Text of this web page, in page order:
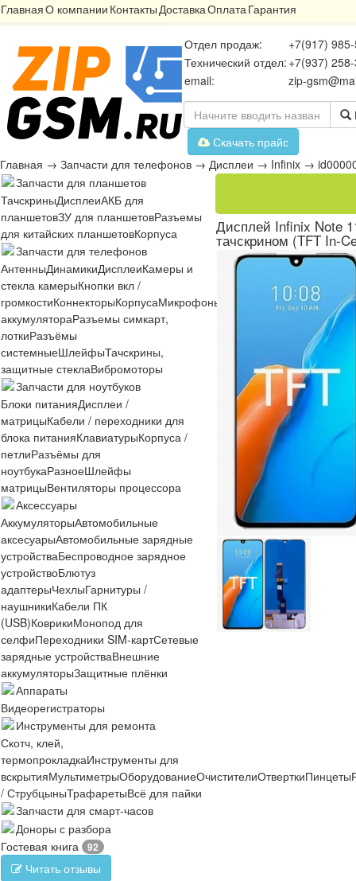
ГлавнаяО компании КонтактыДоставкаОплатаГарантия
Отдел продаж:
+7(917)
Технический отдел: +7(937)
email:
zip-
Скачать прайс
Главная → Запчасти для телефонов → Дисплеи → Infinix →
Запчасти для планшетов
ТачскриныДисплеиАКБ для
планшетовЗУ для планшетовРазъемы
для китайских планшетовКорпуса
Запчасти для телефонов
АнтенныДинамикиДисплеиКамеры и
стекла камерыКнопки вкл /
громкостиКоннекторыКорпусаМикрофоны МикросхемыПлаты
аккумулятораРазъемы симкарт,
лоткиРазъёмы
системныеШлейфыТачскрины,
защитные стеклаВибромоторы
Запчасти для ноутбуков
Блоки питанияДисплеи /
матрицыКабели / переходники для
блока питанияКлавиатурыКорпуса /
петлиРазъёмы для
ноутбукаРазноеШлейфы
матрицыВентиляторы процессора
Аксессуары
АккумуляторыАвтомобильные
аксесуарыАвтомобильные зарядные
устройстваБеспроводное зарядное
устройствоБлютуз
адаптерыЧехлыГарнитуры /
наушникиКабели ПК
(USB)КоврикиМонопод для
селфиПереходники SIM-картСетевые
зарядные устройстваВнешние
аккумуляторыЗащитные плёнки
Аппараты
Видеорегистраторы
Инструменты для ремонта
Скотч, клей,
термопрокладкаИнструменты для
вскрытияМультиметрыОборудованиеОчистителиОтверткиПинцеты
/ СтрубцыныТрафаретыВсё для пайки
Запчасти для смарт-часов
Доноры с разбора
Гостевая книга
92
Читать отзывы
Дисплей Infinix Note
тачскрином (TFT In-